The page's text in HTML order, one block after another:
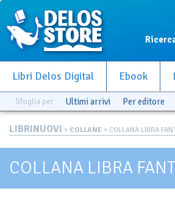
Libri Delos Digital Ebook
Sfoglia per Ultimi arrivi Per editore
LIBRINUOVI > COLLANE > COLLANA LIBRA
COLLANA LIBRA